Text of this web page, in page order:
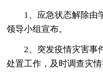
1、应急状态解除由
领导小组宣布。
2、突发疫情灾害事
处置工作，及时调查灾